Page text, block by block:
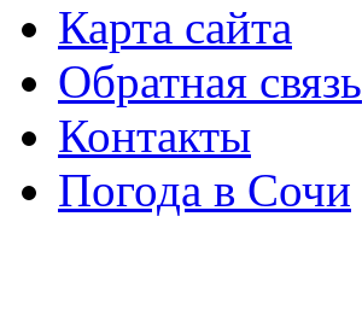
Карта сайта
Обратная связь
Контакты
Погода в Сочи